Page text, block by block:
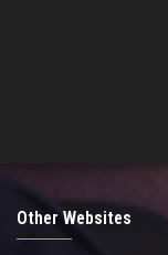
Other Websites